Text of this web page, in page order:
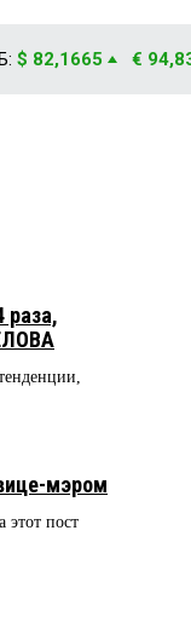
$ 82,1665 €
раза,
мэром
этот пост